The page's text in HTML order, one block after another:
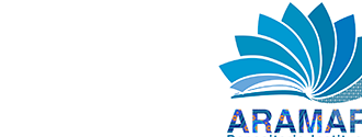
Filtrar por: